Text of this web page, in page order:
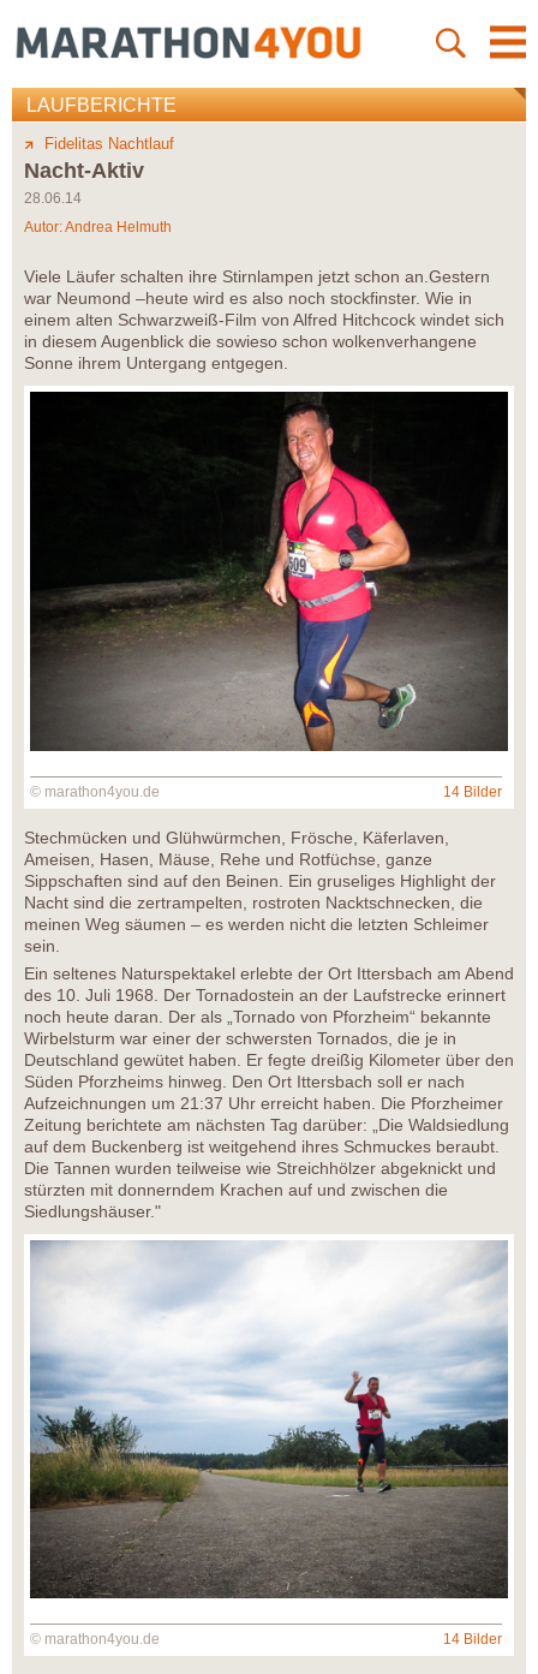
LAUFBERICHTE
Fidelitas Nachtlauf
Nacht-Aktiv
28.06.14
Autor:Andrea Helmuth
Viele Läufer schalten ihre Stirnlampen jetzt schon an.Gestern
war Neumond –heute wird es also noch stockfinster. Wie in
einem alten Schwarzweiß-Film von Alfred Hitchcock windet sich
in diesem Augenblick die sowieso schon wolkenverhangene
Sonne ihrem Untergang entgegen.
© marathon4you.de 14 Bilder
Stechmücken und Glühwürmchen, Frösche, Käferlaven,
Ameisen, Hasen, Mäuse, Rehe und Rotfüchse, ganze
Sippschaften sind auf den Beinen. Ein gruseliges Highlight der
Nacht sind die zertrampelten, rostroten Nacktschnecken, die
meinen Weg säumen – es werden nicht die letzten Schleimer
sein.
Ein seltenes Naturspektakel erlebte der Ort Ittersbach am Abend
des 10. Juli 1968. Der Tornadostein an der Laufstrecke erinnert
noch heute daran. Der als „Tornado von Pforzheim“ bekannte
Wirbelsturm war einer der schwersten Tornados, die je in
Deutschland gewütet haben. Er fegte dreißig Kilometer über den
Süden Pforzheims hinweg. Den Ort Ittersbach soll er nach
Aufzeichnungen um 21:37 Uhr erreicht haben. Die Pforzheimer
Zeitung berichtete am nächsten Tag darüber: „Die Waldsiedlung
auf dem Buckenberg ist weitgehend ihres Schmuckes beraubt.
Die Tannen wurden teilweise wie Streichhölzer abgeknickt und
stürzten mit donnerndem Krachen auf und zwischen die
Siedlungshäuser."
© marathon4you.de 14 Bilder